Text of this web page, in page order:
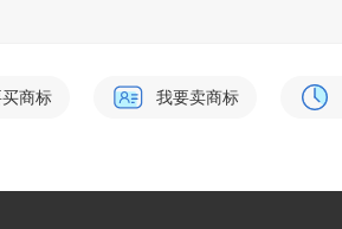
商标 我要卖商标